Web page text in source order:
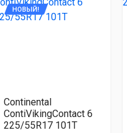
НОВЫЙ!
Continental
ContiVikingContact 6
225/55R17 101T